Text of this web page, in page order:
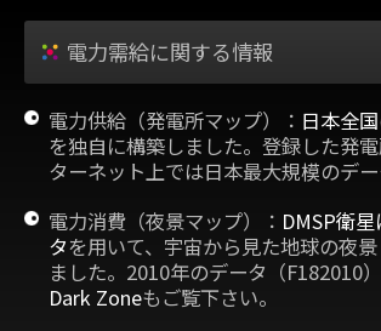
電力需給に関する情報
電力供給（発電所マップ）： 日本全
を独自に構築しました。登録した発
ターネット上では日本最大規模のデー
電力消費（夜景マップ）： DMSP衛
タを用いて、宇宙から見た地球の夜
ました。2010年のデータ（F182010
Dark Zoneもご覧下さい。